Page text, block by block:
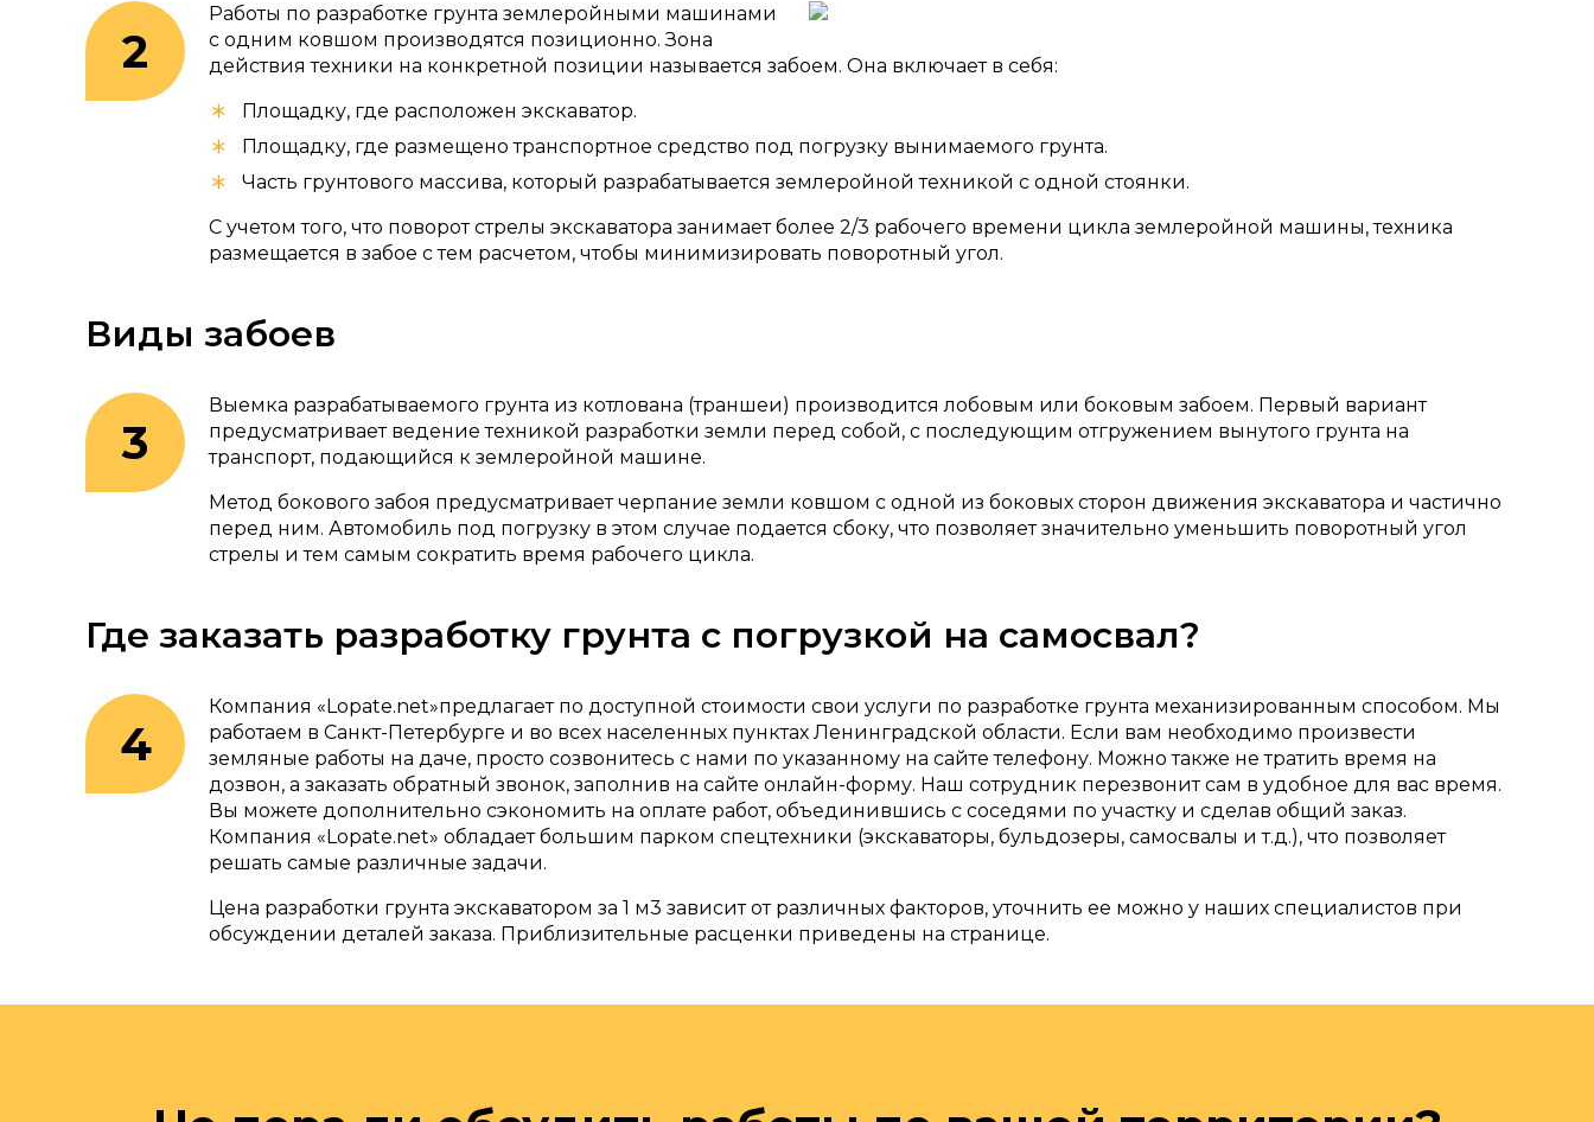
Работы по разработке грунта землеройными машинами
с одним ковшом производятся позиционно. Зона
действия техники на конкретной позиции называется забоем. Она включает в себя:
Площадку, где расположен экскаватор.
Площадку, где размещено транспортное средство под погрузку вынимаемого грунта.
Часть грунтового массива, который разрабатывается землеройной техникой с одной стоянки.
С учетом того, что поворот стрелы экскаватора занимает более 2/3 рабочего времени цикла землеройной машины, техника
размещается в забое с тем расчетом, чтобы минимизировать поворотный угол.
Виды забоев
Выемка разрабатываемого грунта из котлована (траншеи) производится лобовым или боковым забоем. Первый вариант
предусматривает ведение техникой разработки земли перед собой, с последующим отгружением вынутого грунта на
транспорт, подающийся к землеройной машине.
Метод бокового забоя предусматривает черпание земли ковшом с одной из боковых сторон движения экскаватора и частично
перед ним. Автомобиль под погрузку в этом случае подается сбоку, что позволяет значительно уменьшить поворотный угол
стрелы и тем самым сократить время рабочего цикла.
Где заказать разработку грунта с погрузкой на самосвал?
Компания «Lopate.net»предлагает по доступной стоимости свои услуги по разработке грунта механизированным способом. Мы
работаем в Санкт-Петербурге и во всех населенных пунктах Ленинградской области. Если вам необходимо произвести
земляные работы на даче, просто созвонитесь с нами по указанному на сайте телефону. Можно также не тратить время на
дозвон, а заказать обратный звонок, заполнив на сайте онлайн-форму. Наш сотрудник перезвонит сам в удобное для вас время.
Вы можете дополнительно сэкономить на оплате работ, объединившись с соседями по участку и сделав общий заказ.
Компания «Lopate.net» обладает большим парком спецтехники (экскаваторы, бульдозеры, самосвалы и т.д.), что позволяет
решать самые различные задачи.
Цена разработки грунта экскаватором за 1 м3 зависит от различных факторов, уточнить ее можно у наших специалистов при
обсуждении деталей заказа. Приблизительные расценки приведены на странице.